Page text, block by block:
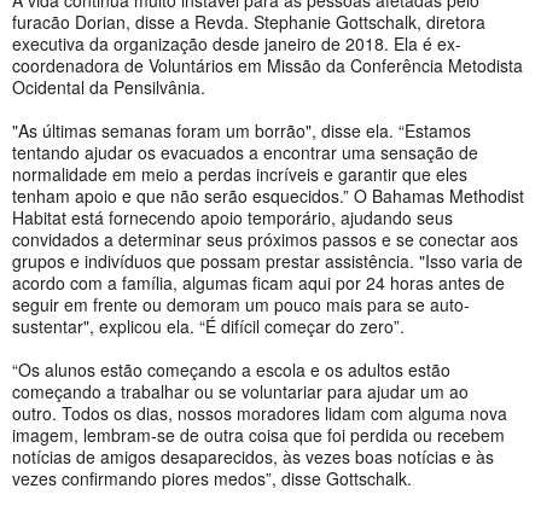
furacão Dorian, disse a Revda. Stephanie Gottschalk, diretora
executiva da organização desde janeiro de 2018. Ela é ex-
coordenadora de Voluntários em Missão da Conferência Metodista
Ocidental da Pensilvânia.
"As últimas semanas foram um borrão", disse ela. “Estamos
tentando ajudar os evacuados a encontrar uma sensação de
normalidade em meio a perdas incríveis e garantir que eles
tenham apoio e que não serão esquecidos.” O Bahamas Methodist
Habitat está fornecendo apoio temporário, ajudando seus
convidados a determinar seus próximos passos e se conectar aos
grupos e indivíduos que possam prestar assistência. "Isso varia de
acordo com a família, algumas ficam aqui por 24 horas antes de
seguir em frente ou demoram um pouco mais para se auto-
sustentar", explicou ela. “É difícil começar do zero”.
“Os alunos estão começando a escola e os adultos estão
começando a trabalhar ou se voluntariar para ajudar um ao
outro. Todos os dias, nossos moradores lidam com alguma nova
imagem, lembram-se de outra coisa que foi perdida ou recebem
notícias de amigos desaparecidos, às vezes boas notícias e às
vezes confirmando piores medos”, disse Gottschalk.